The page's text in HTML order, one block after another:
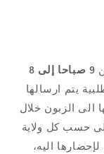
9 صباحا إلى 8
يتم ارسالها
الى الزبون خلال
اليه،